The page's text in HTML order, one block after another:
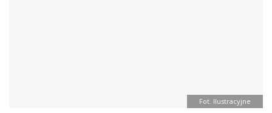
Fot. Ilustracyjne